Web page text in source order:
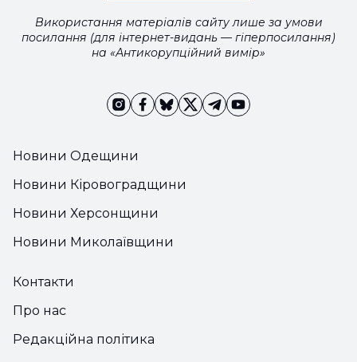
Новини Одещини
Новини Кіровоградщини
Новини Херсонщини
Новини Миколаївщини
Використання матеріалів сайту лише за умови
посилання (для інтернет-видань — гіперпосилання)
на «Антикорупційний вимір»
Контакти
Про нас
Редакційна політика